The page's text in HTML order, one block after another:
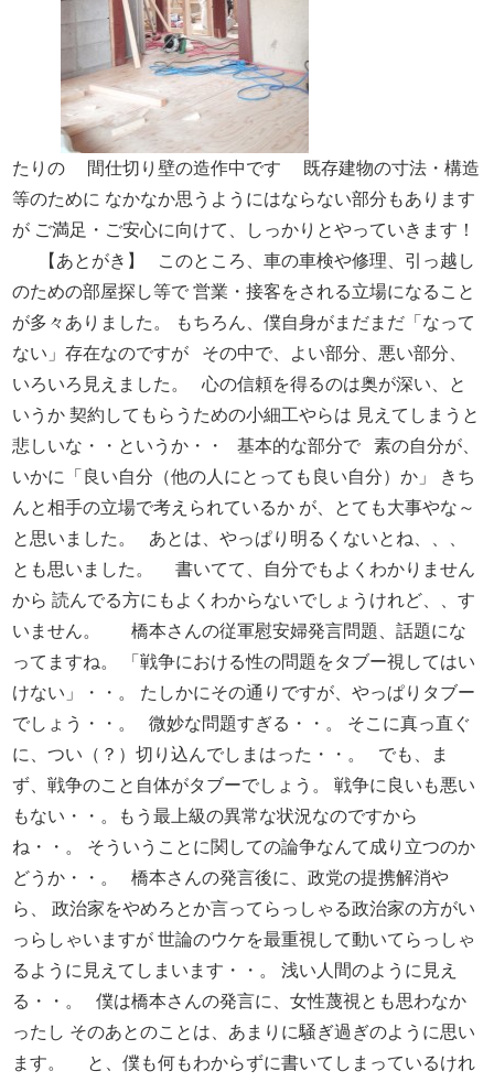
たりの 間仕切り壁の造作中です
既存建物の寸法・構造
等のために なかなか思うようにはならない部分もあります
が ご満足・ご安心に向けて、しっかりとやっていきます！
【あとがき】
このところ、車の車検や修理、引っ越し
のための部屋探し等で 営業・接客をされる立場になること
が多々ありました。
もちろん、僕自身がまだまだ「なって
ない」存在なのですが
その中で、よい部分、悪い部分、
いろいろ見えました。
心の信頼を得るのは奥が深い、と
いうか 契約してもらうための小細工やらは 見えてしまうと
悲しいな・・というか・・
基本的な部分で
素の自分が、
いかに「良い自分（他の人にとっても良い自分）か」
きち
んと相手の立場で考えられているか が、とても大事やな～
と思いました。
あとは、やっぱり明るくないとね、、、
とも思いました。
書いてて、自分でもよくわかりません
から 読んでる方にもよくわからないでしょうけれど、、す
いません。
橋本さんの従軍慰安婦発言問題、話題にな
ってますね。
「戦争における性の問題をタブー視してはい
けない」・・。
たしかにその通りですが、やっぱりタブー
でしょう・・。
微妙な問題すぎる・・。
そこに真っ直ぐ
に、つい（？）切り込んでしまはった・・。
でも、ま
ず、戦争のこと自体がタブーでしょう。
戦争に良いも悪い
もない・・。もう最上級の異常な状況なのですから
ね・・。
そういうことに関しての論争なんて成り立つのか
どうか・・。
橋本さんの発言後に、政党の提携解消や
ら、
政治家をやめろとか言ってらっしゃる政治家の方がい
っらしゃいますが 世論のウケを最重視して動いてらっしゃ
るように見えてしまいます・・。
浅い人間のように見え
る・・。
僕は橋本さんの発言に、女性蔑視とも思わなか
ったし そのあとのことは、あまりに騒ぎ過ぎのように思い
ます。
と、僕も何もわからずに書いてしまっているけれ